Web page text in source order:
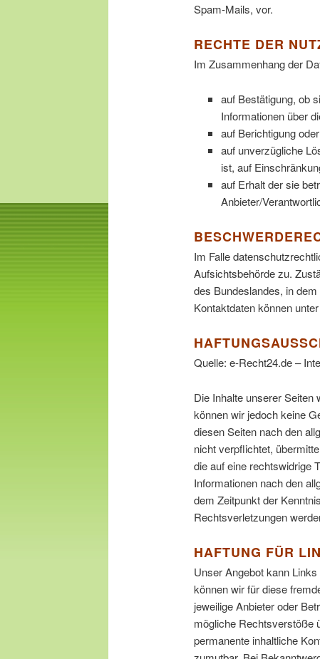
Spam-Mails, vor.
RECHTE DER
Im Zusammenhang der
auf Bestätigung, ob
Informationen über
auf Berichtigung
auf unverzügliche
ist, auf
auf Erhalt der sie
Anbieter/
Im Falle
Aufsichtsbehörde zu.
des Bundeslandes, in
Kontaktdaten können unter
Quelle: e-Recht24.de –
Die Inhalte unserer Seiten
können wir jedoch keine
diesen Seiten nach den
nicht verpflichtet,
die auf eine rechtswidrige
Informationen nach den
dem Zeitpunkt der
Rechtsverletzungen
HAFTUNG FÜR
Unser Angebot kann
können wir für diese
jeweilige Anbieter oder
mögliche Rechtsverstöße
permanente inhaltliche